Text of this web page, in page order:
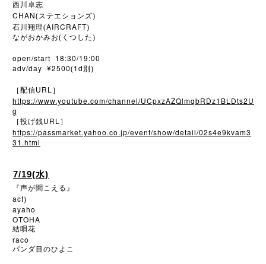
西川卓志
CHAN(ステエションズ)
石川翔理(AIRCRAFT)
ながおかみお(くつした)
open/start 18:30/19:00
adv/day ¥2500(1d 別)
［配信URL ］
https://www.youtube.com/channel/UCpxzAZQlmqbRDz1BLDts2U
g
［投げ銭URL ］
https://passmarket.yahoo.co.jp/event/show/detail/02s4e9kvam3
31.html
7/19(水)
『声が聞こえる』
act)
ayaho
OTOHA
結唄花
raco
パンダ目のひよこ